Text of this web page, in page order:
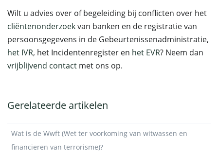
Wilt u advies over of begeleiding bij conflicten over het
cliëntenonderzoekvan banken en de registratie van
persoonsgegevens in de Gebeurtenissenadministratie,
het IVR, het Incidentenregister en het EVR? Neem dan
vrijblijvend contact met ons op.
Gerelateerde artikelen
Wat is de Wwft (Wet ter voorkoming van witwassen en
financieren van terrorisme)?